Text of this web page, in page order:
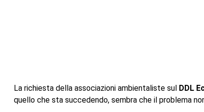
La richiesta della associazioni ambientaliste sul DDL
quello che sta succedendo, sembra che il problema